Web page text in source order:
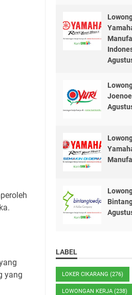
yang
LABEL
LOKER CIKARANG (276)
LOWONGAN KERJA (238)